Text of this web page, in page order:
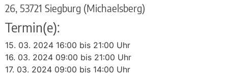
26, 53721 Siegburg (Michaelsberg)
Termin(e):
15. 03. 2024 16:00 bis 21:00 Uhr
16. 03. 2024 09:00 bis 21:00 Uhr
17. 03. 2024 09:00 bis 14:00 Uhr